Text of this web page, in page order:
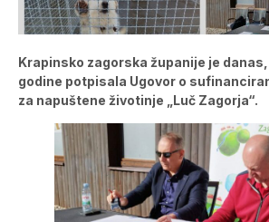
Krapinsko zagorska županije je
godine potpisala Ugovor o
za napuštene životinje „Luč Zagorja“.